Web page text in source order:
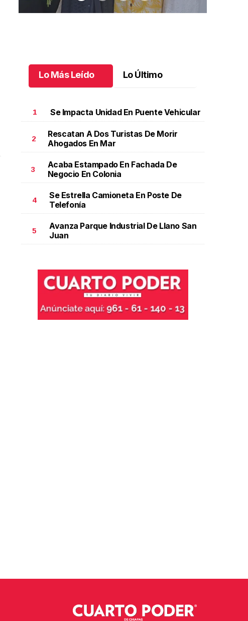
Una emotiva jubilación en educación especial
emotiva jubilación en educación especial
Octubre 04 l
Lo Más Leído Lo Último
1 Se Impacta Unidad En Puente Vehicular
2
Rescatan A Dos Turistas De Morir
Ahogados En Mar
3
Acaba Estampado En Fachada De
Negocio En Colonia
4
Se Estrella Camioneta En Poste De
Telefonía
5
Avanza Parque Industrial De Llano San
Juan